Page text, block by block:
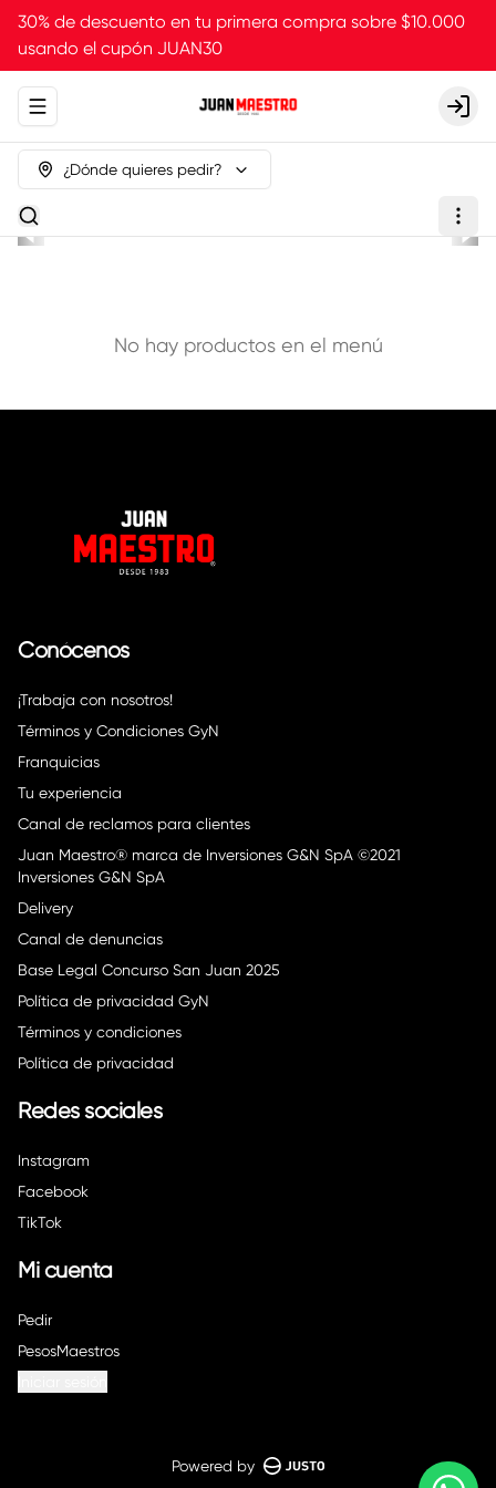
30% de descuento en tu primera compra sobre $10.000
usando el cupón JUAN30
Abrir menu de navegación Login
¿Dónde quieres pedir?
No hay productos en el menú
Conócenos
¡Trabaja con nosotros!
Términos y Condiciones GyN
Franquicias
Tu experiencia
Canal de reclamos para clientes
Juan Maestro® marca de Inversiones G&N SpA ©2021
Inversiones G&N SpA
Delivery
Canal de denuncias
Base Legal Concurso San Juan 2025
Política de privacidad GyN
Términos y condiciones
Política de privacidad
Redes sociales
Instagram
Facebook
TikTok
Mi cuenta
Pedir
PesosMaestros
Powered by